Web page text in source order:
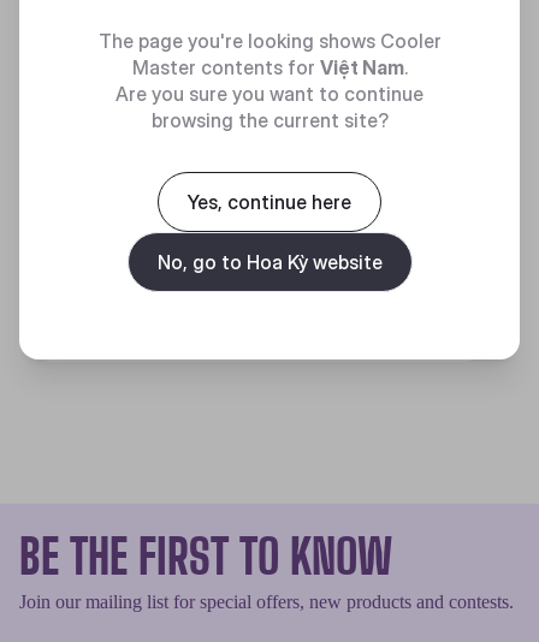
HAF 700
MẠNH MẼ VÀ TINH NHUỆ
Discover
BE THE FIRST TO KNOW
Join our mailing list for special offers, new products and contests.
The page you're looking shows Cooler
Master contents for Việt Nam.
Are you sure you want to continue
browsing the current site?
Yes, continue here
No, go to Hoa Kỳ website